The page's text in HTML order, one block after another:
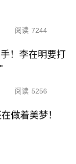
阅读 7244
！李在明要打
阅读 5256
做着美梦！